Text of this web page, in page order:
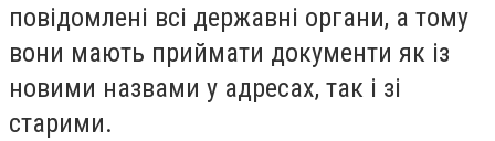
повідомлені всі державні органи, а тому
вони мають приймати документи як із
новими назвами у адресах, так і зі
старими.